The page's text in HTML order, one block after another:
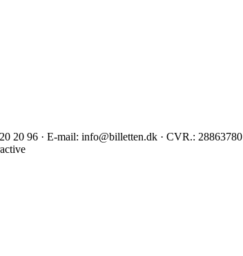
20 96 · E-mail: info@billetten.dk · CVR.: 28863780